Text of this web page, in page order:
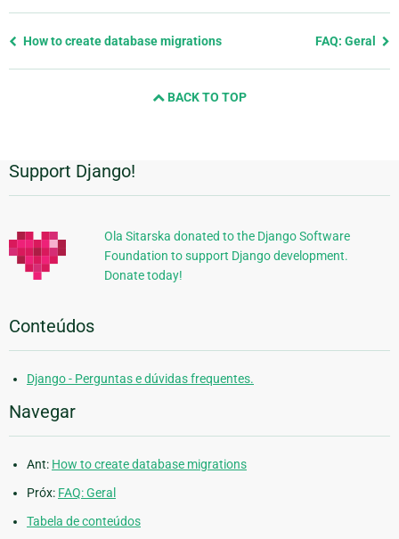
Previous
How to create database migrations FAQ: Geral
BACK TO TOP
Informações
Adicionais
Support Django!
Ola Sitarska donated to the Django Software
Foundation to support Django development.
Donate today!
Conteúdos
Django - Perguntas e dúvidas frequentes.
Navegar
Ant: How to create database migrations
Próx: FAQ: Geral
Tabela de conteúdos